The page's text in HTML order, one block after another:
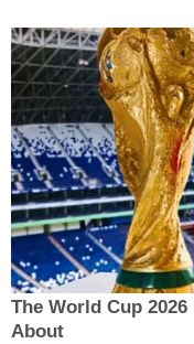
The World Cup
About